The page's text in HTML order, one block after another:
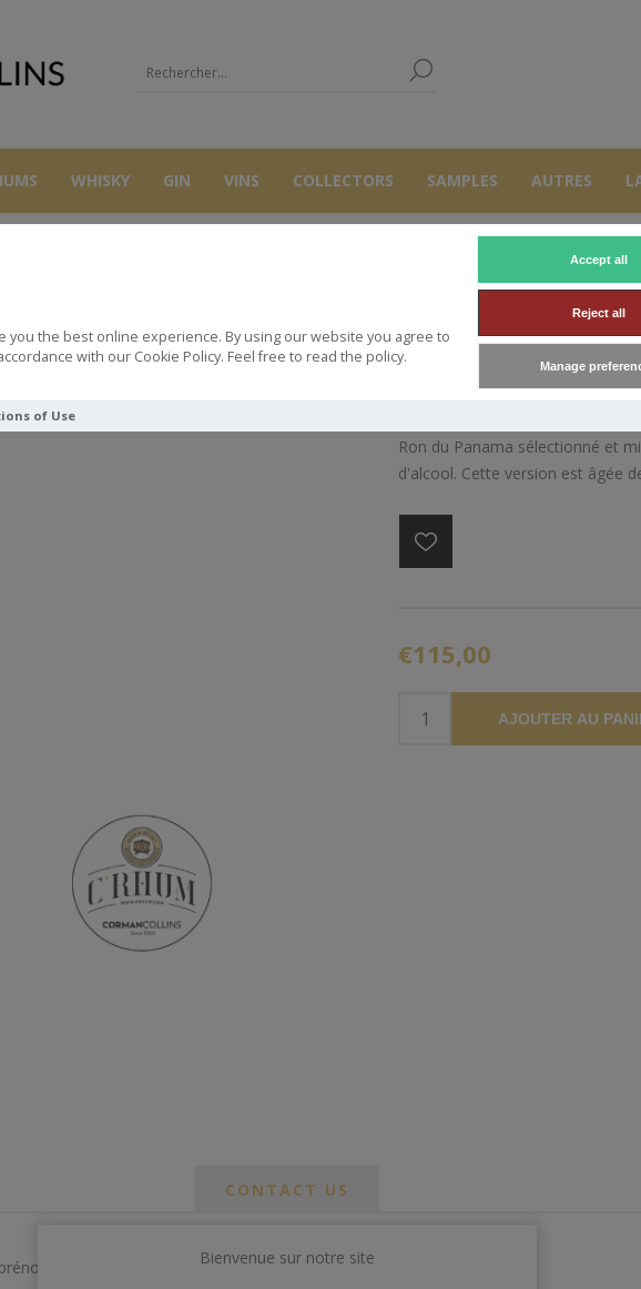
you the best online experience. By using our website you agree to
with our Cookie Policy. Feel free to read the policy.
Accept all
Reject all
Manage
of Use
WHISKY GIN VINS COLLECTORS SAMPLES AUTRES
2006 17Y CADENHEAD 70CL 46°
Ron du Panama sélectionné et
d'alcool. Cette version est âgée
€115,00
AJOUTER AU
CONTACT US
Bienvenue sur notre site